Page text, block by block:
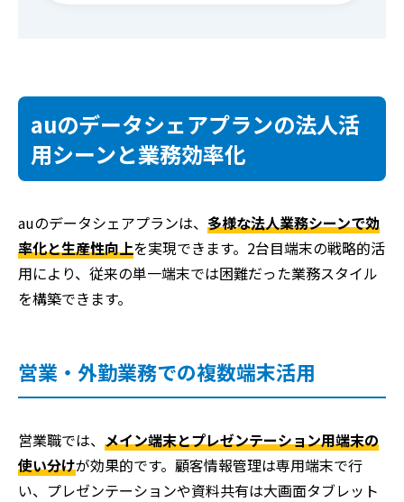
auのデータシェアプランの法人活
用シーンと業務効率化
auのデータシェアプランは、 多様な法人業務シーンで効
率化と生産性向上を実現できます。2台目端末の戦略的活
用により、従来の単一端末では困難だった業務スタイル
を構築できます。
営業・外勤業務での複数端末活用
営業職では、 メイン端末とプレゼンテーション用端末の
使い分けが効果的です。顧客情報管理は専用端末で行
い、プレゼンテーションや資料共有は大画面タブレット